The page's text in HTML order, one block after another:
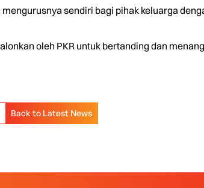
sendiri bagi pihak keluarga
oleh PKR untuk bertanding dan
Back to Latest News